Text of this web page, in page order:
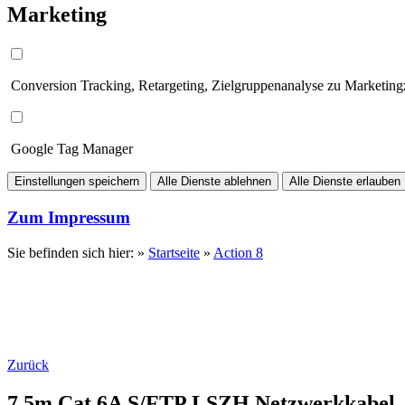
Marketing
Conversion Tracking, Retargeting, Zielgruppenanalyse zu
Google Tag Manager
Einstellungen speichern Alle Dienste ablehnen Alle Dienste erlauben
Zum Impressum
Sie befinden sich hier: » Startseite » Action 8
Zurück